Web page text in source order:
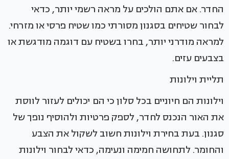
החדר. אם אתם הולכים על מראה רשמי יותר, כדאי
לבחור שטיחים בסגנון מסורתי כמו שטיח פרסי או מזרחי.
למראה מודרני יותר, בחרו בשטיח עם דוגמה מודגשת או
בצבעים עזים.
תליית וילונות
וילונות הם חיוניים בכל סלון כי הם יכולים לעזור לווסת
את האור הנכנס לחדר, לספק פרטיות ולהוסיף נופך של
סגנון. בעת בחירת וילונות חשוב לשקול את הצבע
והחומר. לתחושה חמימה ונעימה, כדאי לבחור וילונות